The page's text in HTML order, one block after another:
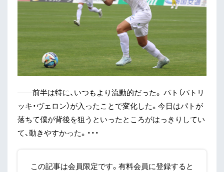
——前半は特に、いつもより流動的だった。 パト（パトリ
ッキ・ヴェロン）が入ったことで変化した。今日はパトが
落ちて僕が背後を狙うといったところがはっきりしてい
て、動きやすかった。・・・
この記事は会員限定です。有料会員に登録すると